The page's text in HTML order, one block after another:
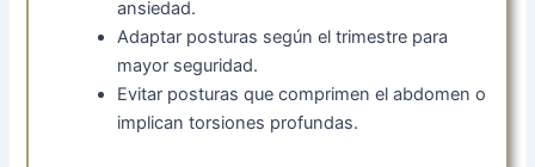
ansiedad.
Adaptar posturas según el trimestre para
mayor seguridad.
Evitar posturas que comprimen el abdomen o
implican torsiones profundas.